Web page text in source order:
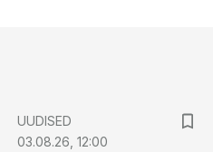
UUDISED
03.08.26, 12:00